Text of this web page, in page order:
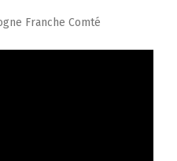
Franche Comté